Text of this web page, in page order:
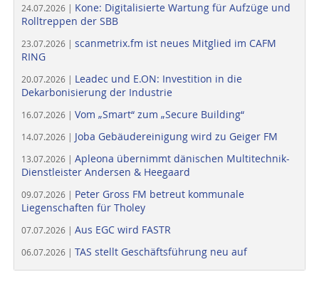
24.07.2026 | Kone: Digitalisierte Wartung für Aufzüge und
Rolltreppen der SBB
23.07.2026 | scanmetrix.fm ist neues Mitglied im CAFM
RING
20.07.2026 | Leadec und E.ON: Investition in die
Dekarbonisierung der Industrie
16.07.2026 | Vom „Smart“ zum „Secure Building“
14.07.2026 | Joba Gebäudereinigung wird zu Geiger FM
13.07.2026 | Apleona übernimmt dänischen Multitechnik-
Dienstleister Andersen & Heegaard
09.07.2026 | Peter Gross FM betreut kommunale
Liegenschaften für Tholey
07.07.2026 | Aus EGC wird FASTR
06.07.2026 | TAS stellt Geschäftsführung neu auf